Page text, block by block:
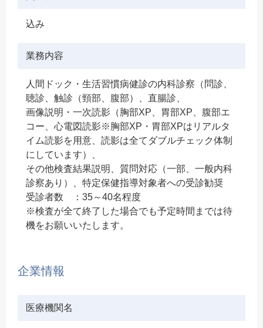
込み
業務内容
人間ドック・生活習慣病健診の内科診察（問診、
聴診、触診（頸部、腹部）、直腸診、
画像説明・一次読影（胸部XP、胃部XP、腹部エ
コー、心電図読影※胸部XP・胃部XPはリアルタ
イム読影を用意、読影は全てダブルチェック体制
にしています）、
その他検査結果説明、質問対応（一部、一般内科
診察あり）、特定保健指導対象者への受診勧奨
受診者数 ：35～40名程度
※検査が全て終了した場合でも予定時間までは待
機をお願いいたします。
企業情報
医療機関名